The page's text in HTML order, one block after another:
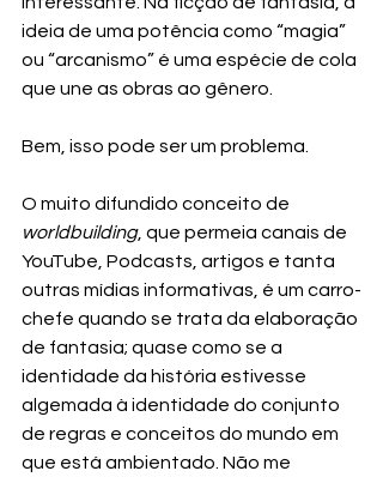
ideia de uma potência como “magia”
ou “arcanismo” é uma espécie de cola
que une as obras ao gênero.
Bem, isso pode ser um problema.
O muito difundido conceito de
worldbuilding, que permeia canais de
YouTube, Podcasts, artigos e tanta
outras mídias informativas, é um carro-
chefe quando se trata da elaboração
de fantasia; quase como se a
identidade da história estivesse
algemada à identidade do conjunto
de regras e conceitos do mundo em
que está ambientado. Não me